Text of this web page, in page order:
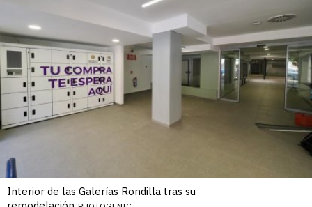
Interior de las Galerías Rondilla tras su